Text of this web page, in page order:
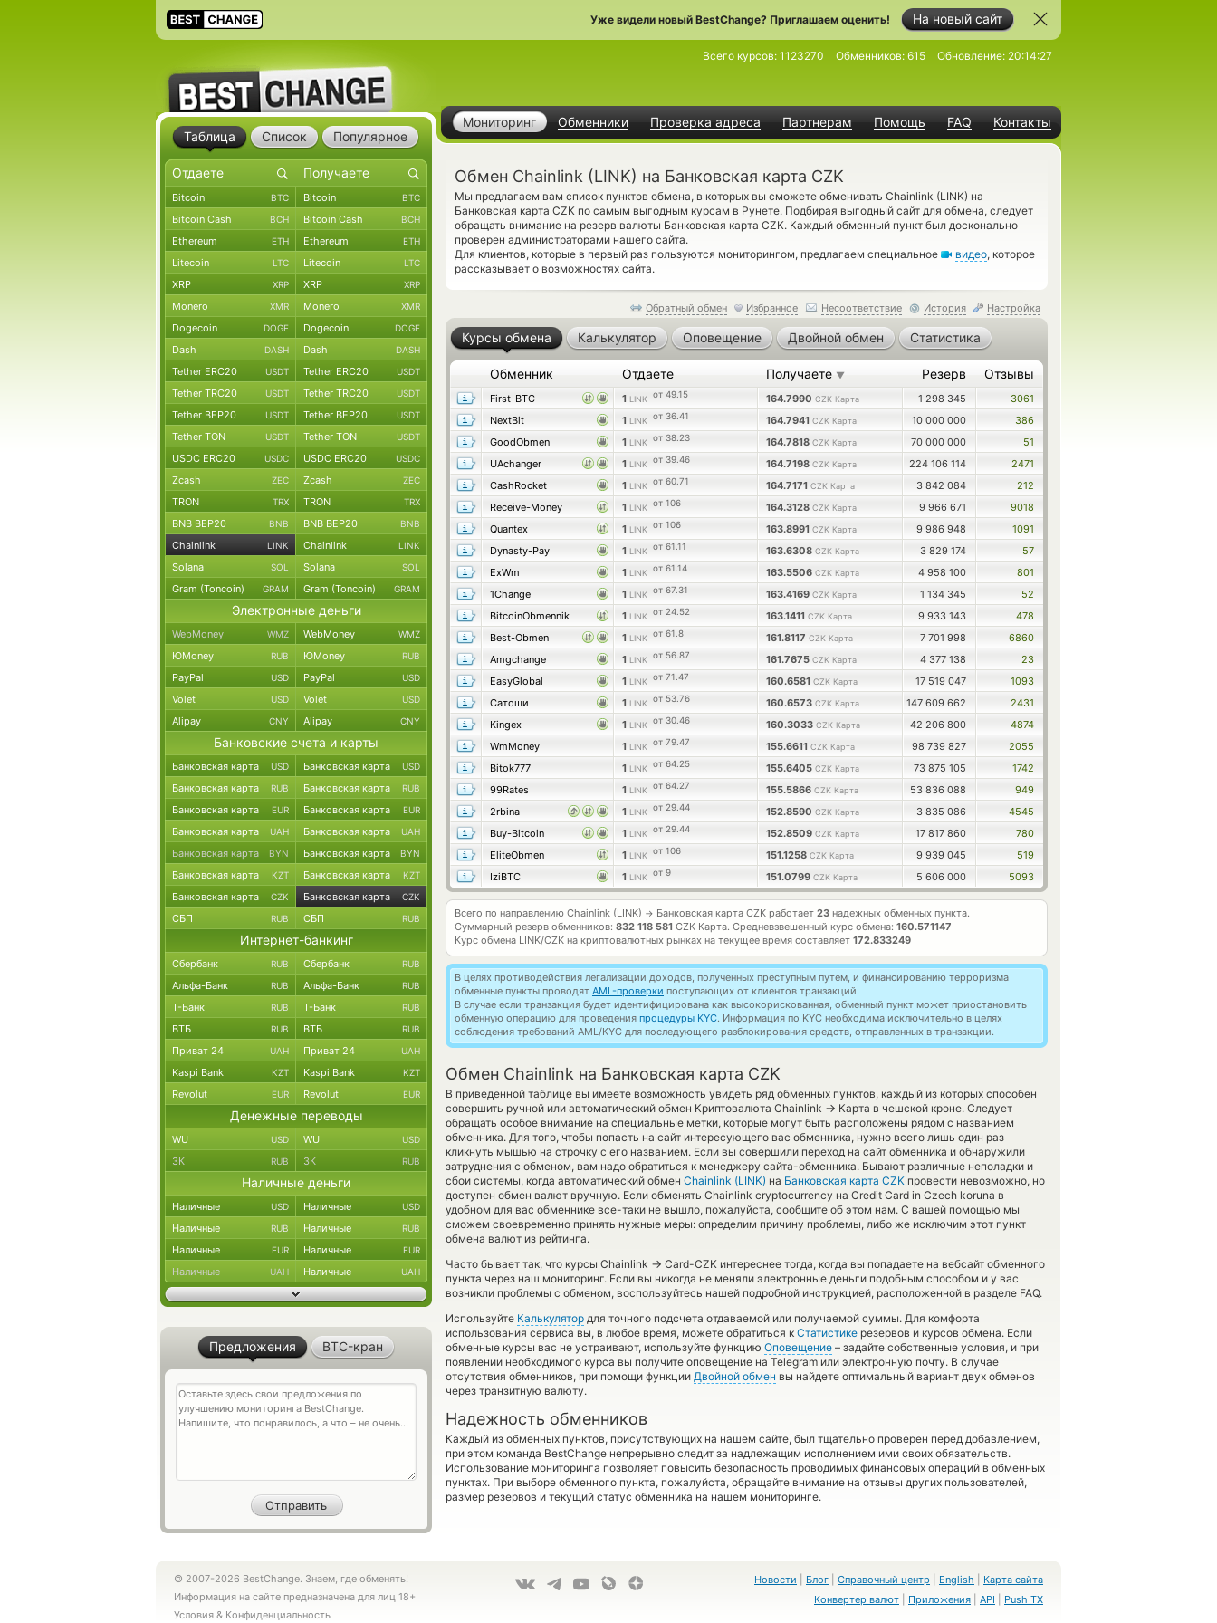
На новый сайт
Уже видели новый BestChange? Приглашаем оценить!
Мониторинг Обменники Проверка адреса Партнерам Помощь FAQ Контакты
Всего курсов: 1123270 Обменников: 615 Обновление: 20:14:27
Обмен Chainlink (LINK) на Банковская карта CZK
Мы предлагаем вам список пунктов обмена, в которых вы сможете обменивать Chainlink (LINK) на
Банковская карта CZK по самым выгодным курсам в Рунете. Подбирая выгодный сайт для обмена, следует
обращать внимание на резерв валюты Банковская карта CZK. Каждый обменный пункт был досконально
проверен администраторами нашего сайта.
Для клиентов, которые в первый раз пользуются мониторингом, предлагаем специальное
видео, которое
рассказывает о возможностях сайта.
Обратный обмен Избранное Несоответствие История Настройка
Курсы обмена Калькулятор Оповещение Двойной обмен Статистика
Обменник Отдаете Получаете ▼ Резерв Отзывы
First-BTC 1 LINK от 49.15 164.7990 CZK Карта 1 298 345
3061
NextBit
1 LINK от 36.41 164.7941 CZK Карта 10 000 000
386
GoodObmen
1 LINK от 38.23 164.7818 CZK Карта 70 000 000
51
UAchanger
1 LINK от 39.46 164.7198 CZK Карта 224 106 114
2471
CashRocket
1 LINK от 60.71 164.7171 CZK Карта 3 842 084
212
Receive-Money
1 LINK от 106 164.3128 CZK Карта 9 966 671
9018
Quantex
1 LINK от 106 163.8991 CZK Карта 9 986 948
1091
Dynasty-Pay
1 LINK от 61.11 163.6308 CZK Карта 3 829 174
57
ExWm
1 LINK от 61.14 163.5506 CZK Карта 4 958 100
801
1Change
1 LINK от 67.31 163.4169 CZK Карта 1 134 345
52
BitcoinObmennik
1 LINK от 24.52 163.1411 CZK Карта 9 933 143
478
Best-Obmen
1 LINK от 61.8 161.8117 CZK Карта 7 701 998
6860
Amgchange
1 LINK от 56.87 161.7675 CZK Карта 4 377 138
23
EasyGlobal
1 LINK от 71.47 160.6581 CZK Карта 17 519 047
1093
Сатоши
1 LINK от 53.76 160.6573 CZK Карта 147 609 662
2431
Kingex
1 LINK от 30.46 160.3033 CZK Карта 42 206 800
4874
WmMoney
1 LINK от 79.47 155.6611 CZK Карта 98 739 827
2055
Bitok777
1 LINK от 64.25 155.6405 CZK Карта 73 875 105
1742
99Rates
1 LINK от 64.27 155.5866 CZK Карта 53 836 088
949
2rbina
1 LINK от 29.44 152.8590 CZK Карта 3 835 086
4545
Buy-Bitcoin
1 LINK от 29.44 152.8509 CZK Карта 17 817 860
780
EliteObmen
1 LINK от 106 151.1258 CZK Карта 9 939 045
519
IziBTC
1 LINK от 9 151.0799 CZK Карта 5 606 000 5093
Всего по направлению Chainlink (LINK) → Банковская карта CZK работает 23 надежных обменных пункта.
Суммарный резерв обменников: 832 118 581 CZK Карта. Средневзвешенный курс обмена: 160.571147
Курс обмена LINK/CZK на криптовалютных рынках на текущее время составляет 172.833249
В целях противодействия легализации доходов, полученных преступным путем, и финансированию терроризма
обменные пункты проводят AML-проверки поступающих от клиентов транзакций.
В случае если транзакция будет идентифицирована как высокорискованная, обменный пункт может приостановить
обменную операцию для проведения процедуры KYC. Информация по KYC необходима исключительно в целях
соблюдения требований AML/KYC для последующего разблокирования средств, отправленных в транзакции.
Обмен Chainlink на Банковская карта CZK
В приведенной таблице вы имеете возможность увидеть ряд обменных пунктов, каждый из которых способен
совершить ручной или автоматический обмен Криптовалюта Chainlink → Карта в чешской кроне. Следует
обращать особое внимание на специальные метки, которые могут быть расположены рядом с названием
обменника. Для того, чтобы попасть на сайт интересующего вас обменника, нужно всего лишь один раз
кликнуть мышью на строчку с его названием. Если вы совершили переход на сайт обменника и обнаружили
затруднения с обменом, вам надо обратиться к менеджеру сайта-обменника. Бывают различные неполадки и
сбои системы, когда автоматический обмен Chainlink (LINK) на Банковская карта CZK провести невозможно, но
доступен обмен валют вручную. Если обменять Chainlink cryptocurrency на Credit Card in Czech koruna в
удобном для вас обменнике все-таки не вышло, пожалуйста, сообщите об этом нам. С вашей помощью мы
сможем своевременно принять нужные меры: определим причину проблемы, либо же исключим этот пункт
обмена валют из рейтинга.
Часто бывает так, что курсы Chainlink → Card-CZK интереснее тогда, когда вы попадаете на вебсайт обменного
пункта через наш мониторинг. Если вы никогда не меняли электронные деньги подобным способом и у вас
возникли проблемы с обменом, воспользуйтесь нашей подробной инструкцией, расположенной в разделе FAQ.
Используйте Калькулятор для точного подсчета отдаваемой или получаемой суммы. Для комфорта
использования сервиса вы, в любое время, можете обратиться к Статистике резервов и курсов обмена. Если
обменные курсы вас не устраивают, используйте функцию Оповещение – задайте собственные условия, и при
появлении необходимого курса вы получите оповещение на Telegram или электронную почту. В случае
отсутствия обменников, при помощи функции Двойной обмен вы найдете оптимальный вариант двух обменов
через транзитную валюту.
Надежность обменников
Каждый из обменных пунктов, присутствующих на нашем сайте, был тщательно проверен перед добавлением,
при этом команда BestChange непрерывно следит за надлежащим исполнением ими своих обязательств.
Использование мониторинга позволяет повысить безопасность проводимых финансовых операций в обменных
пунктах. При выборе обменного пункта, пожалуйста, обращайте внимание на отзывы других пользователей,
размер резервов и текущий статус обменника на нашем мониторинге.
Таблица Список Популярное
Bitcoin BTC Bitcoin BTC
Bitcoin Cash BCH Bitcoin Cash BCH
Ethereum ETH Ethereum ETH
Litecoin LTC Litecoin LTC
XRP XRP XRP XRP
Monero XMR Monero XMR
Dogecoin DOGE Dogecoin DOGE
Dash DASH Dash DASH
Tether ERC20 USDT Tether ERC20 USDT
Tether TRC20 USDT Tether TRC20 USDT
Tether BEP20 USDT Tether BEP20 USDT
Tether TON USDT Tether TON USDT
USDC ERC20 USDC USDC ERC20 USDC
Zcash ZEC Zcash ZEC
TRON TRX TRON TRX
BNB BEP20 BNB BNB BEP20 BNB
Chainlink LINK Chainlink LINK
Solana SOL Solana SOL
Gram (Toncoin) GRAM Gram (Toncoin) GRAM
Электронные деньги
WebMoney WMZ WebMoney WMZ
ЮMoney RUB ЮMoney RUB
PayPal USD PayPal USD
Volet USD Volet USD
Alipay CNY Alipay CNY
Банковские счета и карты
Банковская карта USD Банковская карта USD
Банковская карта RUB Банковская карта RUB
Банковская карта EUR Банковская карта EUR
Банковская карта UAH Банковская карта UAH
Банковская карта BYN Банковская карта BYN
Банковская карта KZT Банковская карта KZT
Банковская карта CZK Банковская карта CZK
СБП RUB СБП RUB
Интернет-банкинг
Сбербанк RUB Сбербанк RUB
Альфа-Банк RUB Альфа-Банк RUB
Т-Банк RUB Т-Банк RUB
ВТБ RUB ВТБ RUB
Приват 24 UAH Приват 24 UAH
Kaspi Bank KZT Kaspi Bank KZT
Revolut EUR Revolut EUR
Денежные переводы
WU USD WU USD
ЗК RUB ЗК RUB
Наличные деньги
Наличные USD Наличные USD
Наличные RUB Наличные RUB
Наличные EUR Наличные EUR
Наличные UAH Наличные UAH
Предложения BTC-кран
© 2007-2026 BestChange. Знаем, где обменять!
Информация на сайте предназначена для лиц 18+
Условия & Конфиденциальность
Новости Блог Справочный центр English
Карта сайта
Конвертер валют
Приложения API Push TX